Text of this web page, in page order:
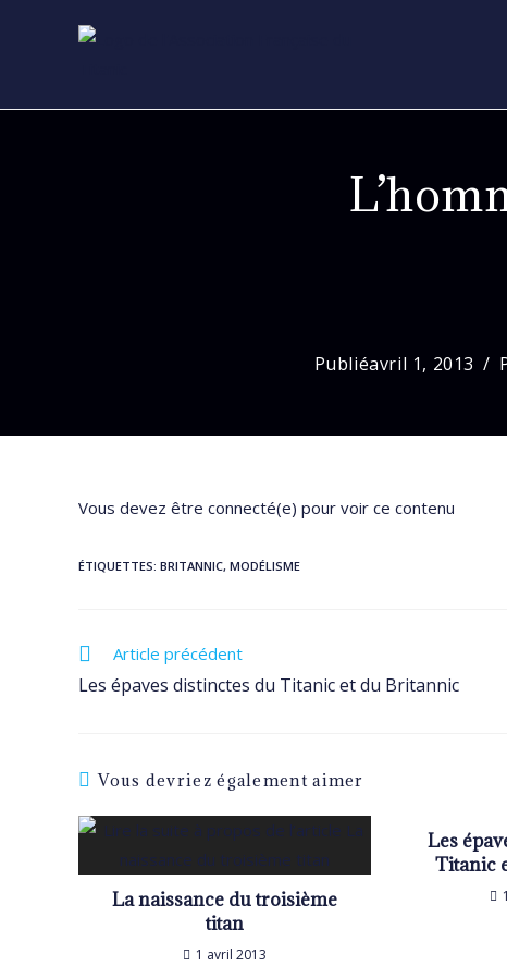
Publiéavril 1, 2013
Vous devez être connecté(e) pour voir ce contenu
ÉTIQUETTES: BRITANNIC, MODÉLISME
Read
articles
Article précédent
Les épaves distinctes du Titanic et du Britannic
Vous devriez également aimer
La naissance du troisième
titan
1 avril 2013
Les
Titanic